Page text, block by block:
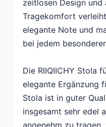
zeitlosen Design und
Tragekomfort
elegante Note und
bei jedem
Die RIIQIICHY Stola
elegante Ergänzung
Stola ist in guter
insgesamt sehr edel